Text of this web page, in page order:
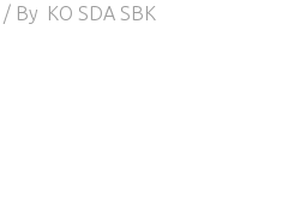
By KO SDA SBK